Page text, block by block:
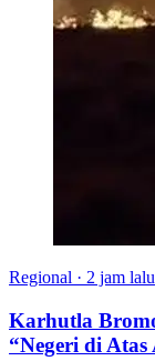
Regional · 2 jam lalu
Karhutla
“Negeri di